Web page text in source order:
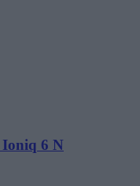
6 N